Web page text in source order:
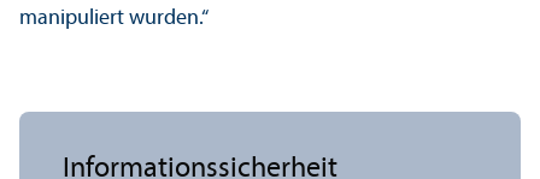
manipuliert wurden.“
Informations­sicherheit